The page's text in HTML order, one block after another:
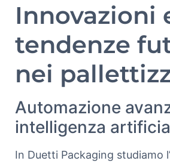
Innovazioni
tendenze
nei
Automazione
intelligenza
In Duetti Packaging studiamo